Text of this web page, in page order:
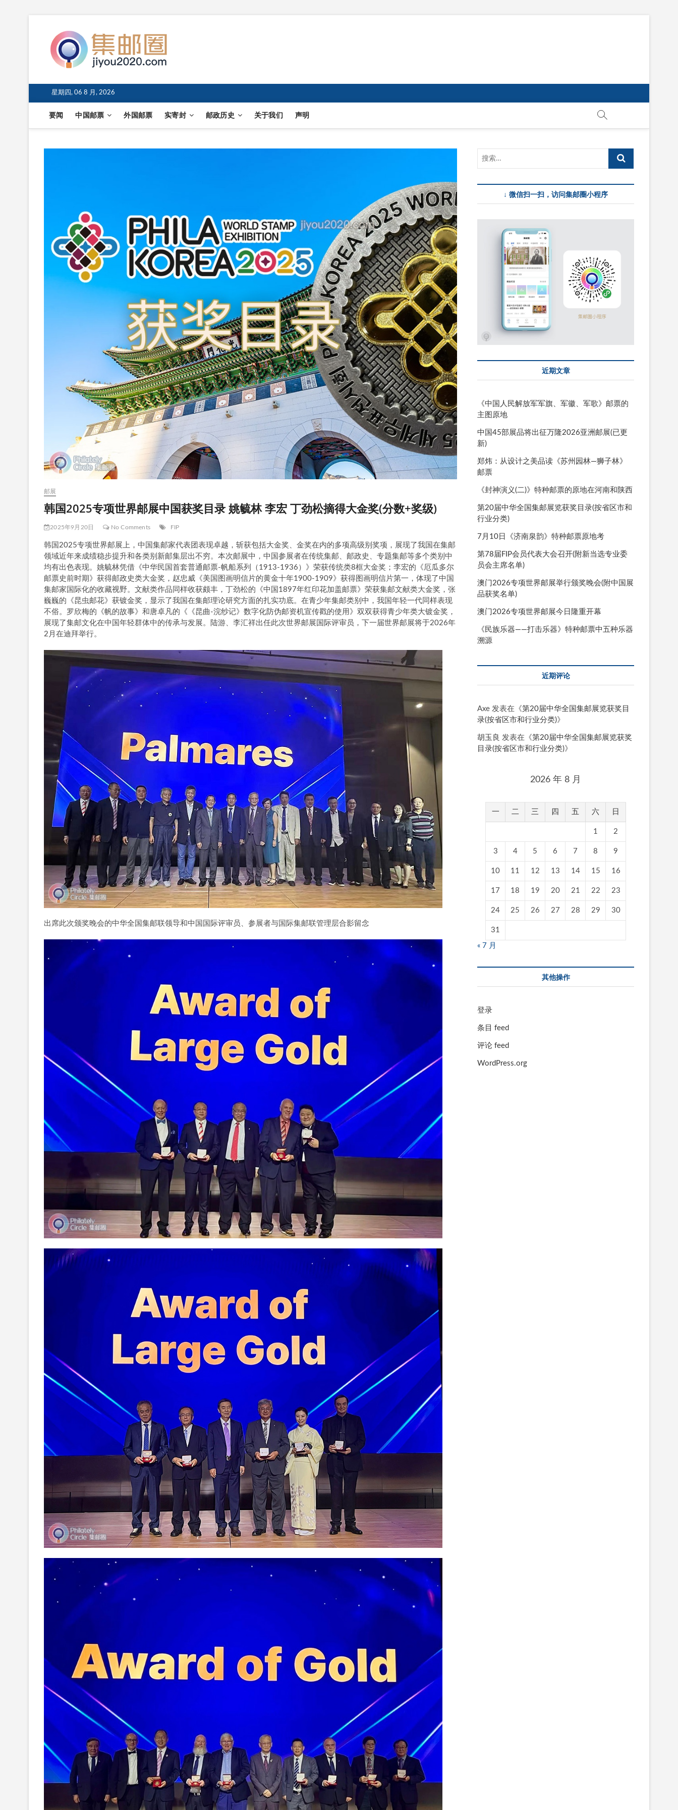
星期四, 06 8 月, 2026
要闻 中国邮票 外国邮票 实寄封 邮政历史 关于我们 声明
邮展
韩国2025专项世界邮展中国获奖目录 姚毓林 李宏 丁劲松摘得大金奖(分数+奖级)
2025年9月20日 No Comments FIP
韩国2025专项世界邮展上，中国集邮家代表团表现卓越，斩获包括大金奖、金奖在内的多项高级别奖项，展现了我国在集邮
领域近年来成绩稳步提升和各类别新邮集层出不穷。本次邮展中，中国参展者在传统集邮、邮政史、专题集邮等多个类别中
均有出色表现。姚毓林凭借《中华民国首套普通邮票-帆船系列（1913-1936）》荣获传统类8框大金奖；李宏的《厄瓜多尔
邮票史前时期》获得邮政史类大金奖，赵忠威《美国图画明信片的黄金十年1900-1909》获得图画明信片第一，体现了中国
集邮家国际化的收藏视野。文献类作品同样收获颇丰，丁劲松的《中国1897年红印花加盖邮票》荣获集邮文献类大金奖，张
巍巍的《昆虫邮花》获镀金奖，显示了我国在集邮理论研究方面的扎实功底。在青少年集邮类别中，我国年轻一代同样表现
不俗。罗欣梅的《帆的故事》和唐卓凡的《《昆曲-浣纱记》数字化防伪邮资机宣传戳的使用》双双获得青少年类大镀金奖，
展现了集邮文化在中国年轻群体中的传承与发展。陆游、李汇祥出任此次世界邮展国际评审员，下一届世界邮展将于2026年
2月在迪拜举行。
出席此次颁奖晚会的中华全国集邮联领导和中国国际评审员、参展者与国际集邮联管理层合影留念
↓ 微信扫一扫，访问集邮圈小程序
近期文章
《中国人民解放军军旗、军徽、军歌》邮票的
主图原地
中国45部展品将出征万隆2026亚洲邮展(已更
新)
郑炜：从设计之美品读《苏州园林—狮子林》
邮票
《封神演义(二)》特种邮票的原地在河南和陕西
第20届中华全国集邮展览获奖目录(按省区市和
行业分类)
7月10日《济南泉韵》特种邮票原地考
第78届FIP会员代表大会召开(附新当选专业委
员会主席名单)
澳门2026专项世界邮展举行颁奖晚会(附中国展
品获奖名单)
澳门2026专项世界邮展今日隆重开幕
《民族乐器——打击乐器》特种邮票中五种乐器
溯源
近期评论
Axe 发表在《第20届中华全国集邮展览获奖目
录(按省区市和行业分类)》
胡玉良 发表在《第20届中华全国集邮展览获奖
目录(按省区市和行业分类)》
2026 年 8 月
一 二 三 四 五 六 日
1 2
3 4 5 6 7 8 9
10 11 12 13 14 15 16
17 18 19 20 21 22 23
24 25 26 27 28 29 30
31
« 7 月
其他操作
登录
条目 feed
评论 feed
WordPress.org